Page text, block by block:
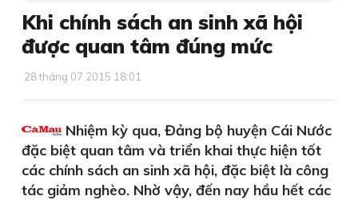
Khi chính sách an sinh xã hội
được quan tâm đúng mức
28 tháng 07 2015 18:01
Nhiệm kỳ qua, Đảng bộ huyện Cái Nước
đặc biệt quan tâm và triển khai thực hiện tốt
các chính sách an sinh xã hội, đặc biệt là công
tác giảm nghèo. Nhờ vậy, đến nay hầu hết các